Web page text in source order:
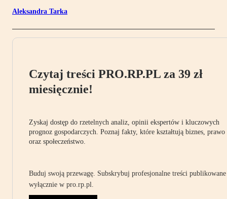
Aleksandra Tarka
Czytaj treści PRO.RP.PL za 39 zł
miesięcznie!
Zyskaj dostęp do rzetelnych analiz, opinii ekspertów i kluczowych
prognoz gospodarczych. Poznaj fakty, które kształtują biznes, prawo
oraz społeczeństwo.
Buduj swoją przewagę. Subskrybuj profesjonalne treści publikowane
wyłącznie w pro.rp.pl.